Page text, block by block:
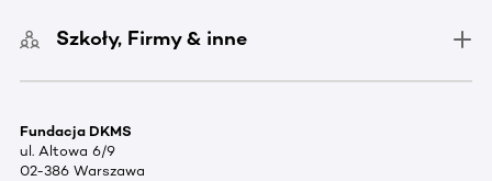
Szkoły, Firmy & inne
Fundacja DKMS
ul. Altowa 6/9
02-386 Warszawa